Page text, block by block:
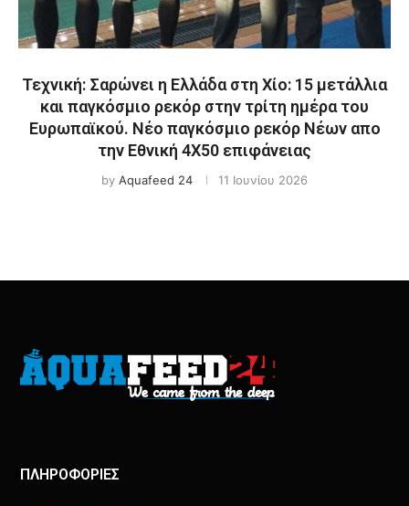
Τεχνική: Σαρώνει η Ελλάδα στη Χίο: 15 μετάλλια
και παγκόσμιο ρεκόρ στην τρίτη ημέρα του
Ευρωπαϊκού. Νέο παγκόσμιο ρεκόρ Νέων απο
την Εθνική 4Χ50 επιφάνειας
by Aquafeed 24 11 Ιουνίου 2026
ΠΛΗΡΟΦΟΡΙΕΣ